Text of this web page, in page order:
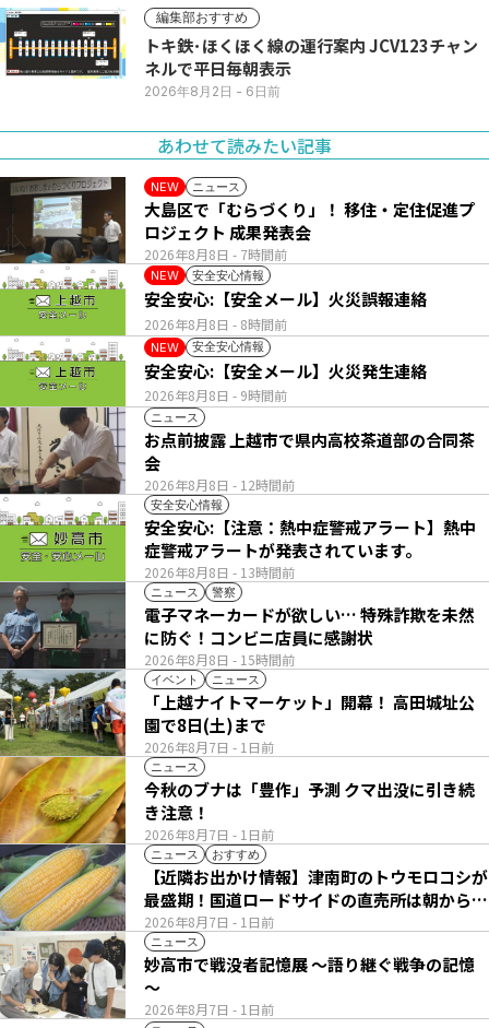
編集部おすすめ
トキ鉄･ほくほく線の運行案内 JCV123チャン
ネルで平日毎朝表示
2026年8月2日 - 6日前
あわせて読みたい記事
NEW ニュース
2026年8月8日 - 7時間前
大島区で「むらづくり」！ 移住・定住促進プ
ロジェクト 成果発表会
NEW 安全安心情報
2026年8月8日 - 8時間前
安全安心:【安全メール】火災誤報連絡
NEW 安全安心情報
2026年8月8日 - 9時間前
安全安心:【安全メール】火災発生連絡
ニュース
2026年8月8日 - 12時間前
お点前披露 上越市で県内高校茶道部の合同茶
会
安全安心情報
2026年8月8日 - 13時間前
安全安心:【注意：熱中症警戒アラート】熱中
症警戒アラートが発表されています。
ニュース 警察
2026年8月8日 - 15時間前
電子マネーカードが欲しい… 特殊詐欺を未然
に防ぐ！コンビニ店員に感謝状
イベント ニュース
2026年8月7日 - 1日前
「上越ナイトマーケット」開幕！ 高田城址公
園で8日(土)まで
ニュース
2026年8月7日 - 1日前
今秋のブナは「豊作」予測 クマ出没に引き続
き注意！
ニュース おすすめ
2026年8月7日 - 1日前
【近隣お出かけ情報】津南町のトウモロコシが
最盛期！国道ロードサイドの直売所は朝から長
い列
ニュース
2026年8月7日 - 1日前
妙高市で戦没者記憶展 ～語り継ぐ戦争の記憶
～